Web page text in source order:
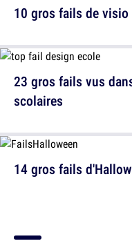
10 gros fails de visio
14 gros fails
23 gros fails vus
scolaires